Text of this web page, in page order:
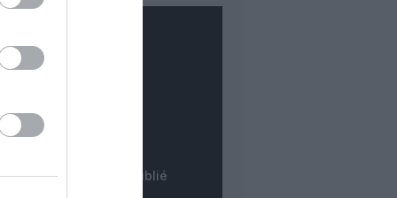
COMMENTAIRE
INSTANTANÉ
commentaire est publié